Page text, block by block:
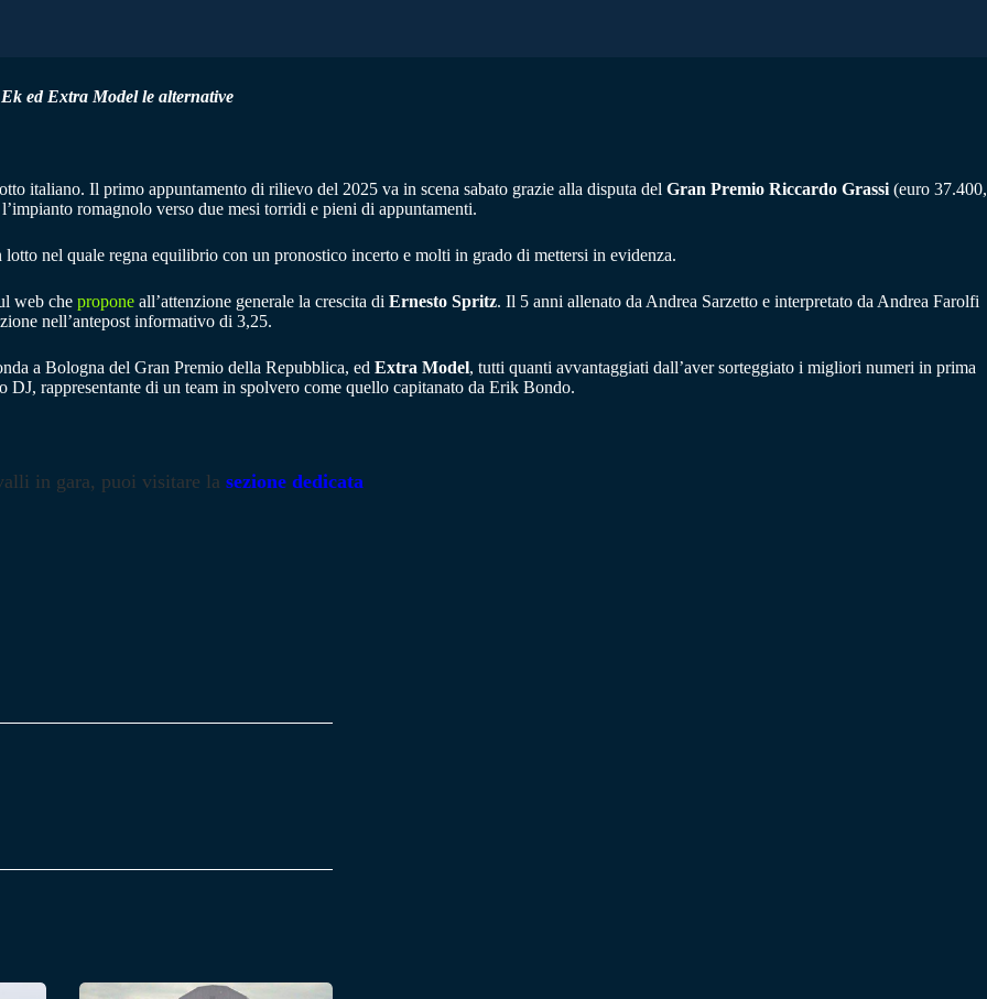
ed Extra Model le alternative
italiano. Il primo appuntamento di rilievo del 2025 va in scena sabato grazie alla disputa del Gran Premio Riccardo Grassi (euro 37.400,
romagnolo verso due mesi torridi e pieni di appuntamenti.
nel quale regna equilibrio con un pronostico incerto e molti in grado di mettersi in evidenza.
web che propone all’attenzione generale la crescita di Ernesto Spritz. Il 5 anni allenato da Andrea Sarzetto e interpretato da Andrea Farolfi
nell’antepost informativo di 3,25.
a Bologna del Gran Premio della Repubblica, ed Extra Model, tutti quanti avvantaggiati dall’aver sorteggiato i migliori numeri in prima
rappresentante di un team in spolvero come quello capitanato da Erik Bondo.
in gara, puoi visitare la sezione dedicata